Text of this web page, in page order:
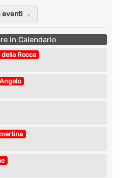
eventi →
in Calendario
Rocca